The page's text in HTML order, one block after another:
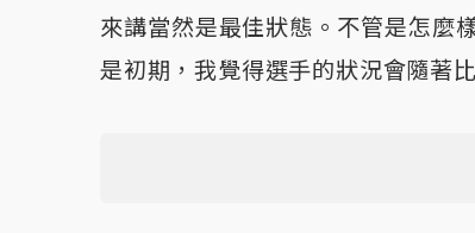
來講當然是最佳狀態。不管是怎麼
是初期，我覺得選手的狀況會隨著